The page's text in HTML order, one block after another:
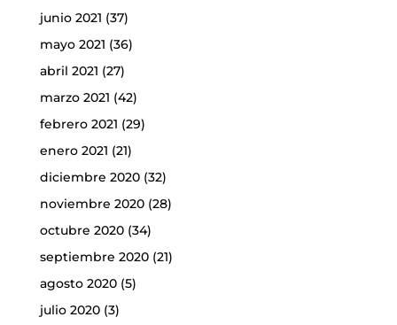
junio 2021 (37)
mayo 2021 (36)
abril 2021 (27)
marzo 2021 (42)
febrero 2021 (29)
enero 2021 (21)
diciembre 2020(32)
noviembre 2020(28)
octubre 2020(34)
septiembre 2020(21)
agosto 2020(5)
julio 2020(3)